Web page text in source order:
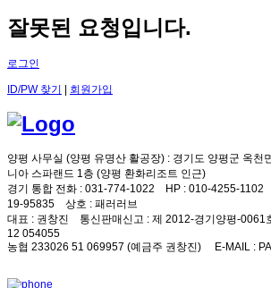
잘못된 요청입니다.
로그인
ID/PW 찾기 | 회원가입
양평 사무실 (양평 유명산 활공장) : 경기도 양평군 옥천
니아 스파랜드 1층 (양평 환화리조트 인근)
경기 통합 전화 : 031-774-1022 HP : 010-4255-1102
19-95835 상호 : 패러러브
대표 : 권창진 통신판매신고 : 제 2012-경기양평-
12 054055
농협 233026 51 069957 (예금주 권창진)
E-MAIL :